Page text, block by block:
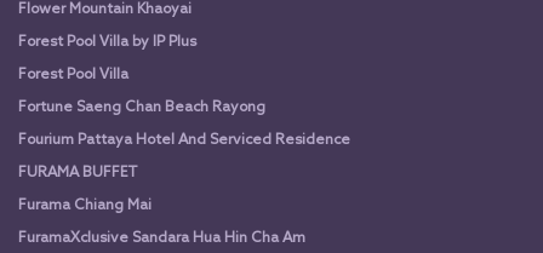
Flower Mountain Khaoyai
Forest Pool Villa by IP Plus
Forest Pool Villa
Fortune Saeng Chan Beach Rayong
Fourium Pattaya Hotel And Serviced Residence
FURAMA BUFFET
Furama Chiang Mai
FuramaXclusive Sandara Hua Hin Cha Am